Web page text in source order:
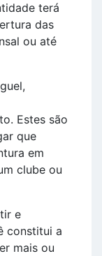
terá
das
ou até
Estes são
que
em
clube ou
e
constitui a
mais ou